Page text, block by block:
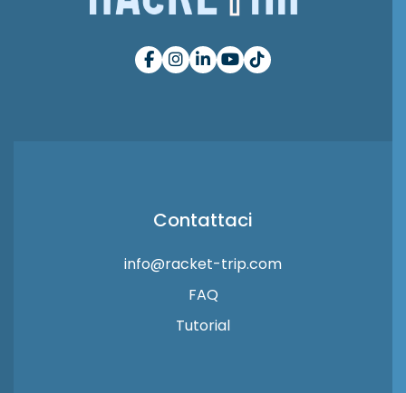
Contattaci
info@racket-trip.com
FAQ
Tutorial